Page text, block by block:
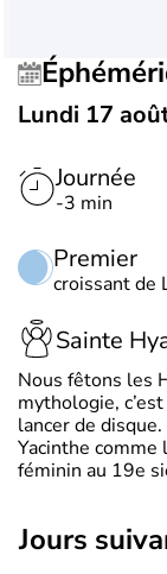
Lundi 17
Journée
-3 min
Premier
croissant de
Sainte
Nous fêtons les
mythologie,
lancer de
Yacinthe comme
féminin au 19e
jours